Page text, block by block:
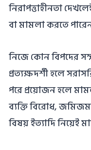
নিরাপত্তাহীনতা
বা মামলা করতে
নিজে কোন বিপদের
প্রত্যক্ষদর্শী হলে
পরে প্রয়োজন হলে
ব্যক্তি বিরোধ,
বিষয় ইত্যাদি নিয়েই